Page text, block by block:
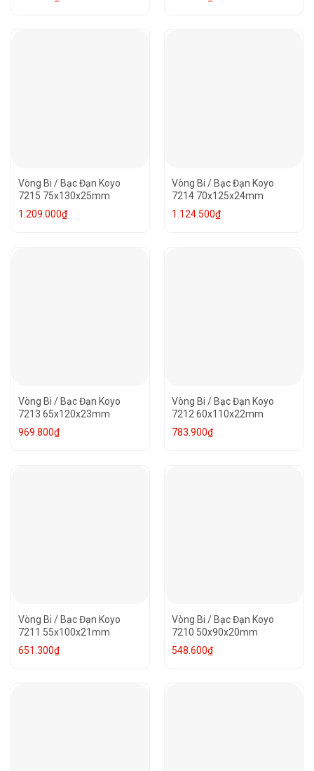
Vòng Bi / Bạc Đạn Koyo
7215 75x130x25mm
1.209.000₫
Vòng Bi / Bạc Đạn Koyo
7214 70x125x24mm
1.124.500₫
Vòng Bi / Bạc Đạn Koyo
7213 65x120x23mm
969.800₫
Vòng Bi / Bạc Đạn Koyo
7212 60x110x22mm
783.900₫
Vòng Bi / Bạc Đạn Koyo
7211 55x100x21mm
651.300₫
Vòng Bi / Bạc Đạn Koyo
7210 50x90x20mm
548.600₫